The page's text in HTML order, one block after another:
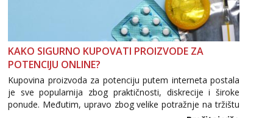
KAKO SIGURNO KUPOVATI PROIZVODE ZA
POTENCIJU ONLINE?
Kupovina proizvoda za potenciju putem interneta postala
je sve popularnija zbog praktičnosti, diskrecije i široke
ponude. Međutim, upravo zbog velike potražnje na tržištu